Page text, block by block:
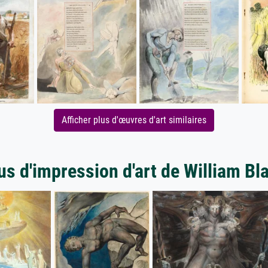
Afficher plus d'œuvres d'art similaires
d'impression d'art de William